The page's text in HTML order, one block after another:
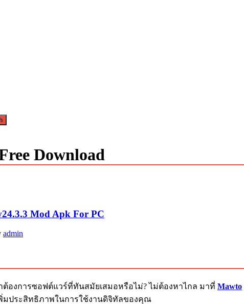
ใหม่ 2023 ไม่ครอบลิงค์
Download
Mod Apk For PC
admin
องการซอฟต์แวร์ที่ทันสมัยเสมอหรือไม่? ไม่ต้องหาไกล มาที่ Mawto
มประสิทธิภาพในการใช้งานดิจิทัลของคุณ